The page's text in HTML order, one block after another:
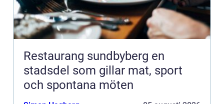
Restaurang sundbyberg en
stadsdel som gillar mat, sport
och spontana möten